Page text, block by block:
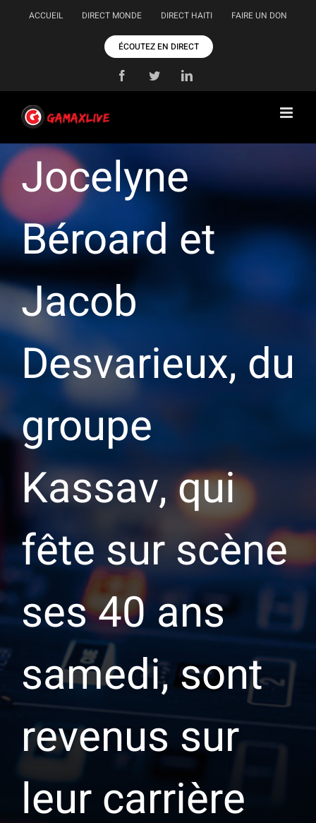
PasserACCUEIL DIRECT MONDE DIRECT HAITI FAIRE UN DON
ÉCOUTEZ EN DIRECT
FacebookTwitterLinkedIn
Jocelyne
Béroard et
Jacob
Desvarieux, du
groupe
Kassav, qui
fête sur scène
ses 40 ans
samedi, sont
revenus sur
leur carrière